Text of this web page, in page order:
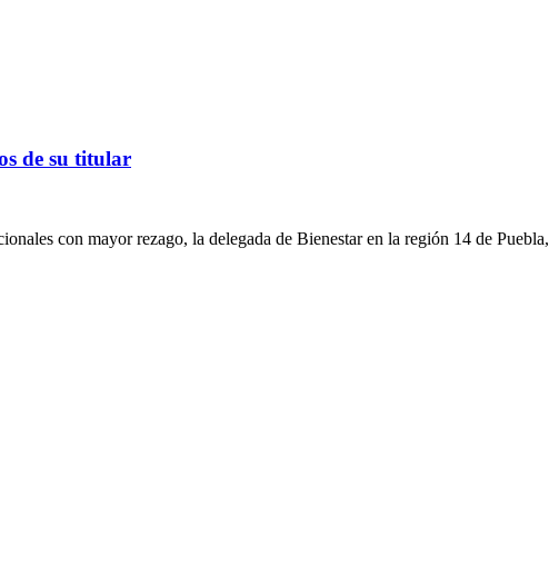
de su titular
con mayor rezago, la delegada de Bienestar en la región 14 de Puebla,